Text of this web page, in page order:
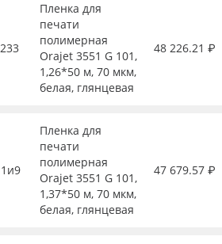
Пленка для
печати
полимерная
Orajet 3551 G 101,
1,26*50 м, 70 мкм,
белая, глянцевая
48 226.21 ₽
Пленка для
печати
полимерная
Orajet 3551 G 101,
1,37*50 м, 70 мкм,
белая, глянцевая
47 679.57 ₽